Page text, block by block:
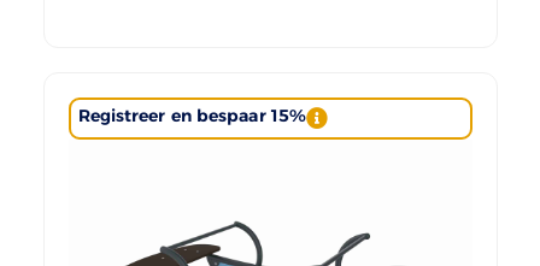
Registreer en bespaar 15%